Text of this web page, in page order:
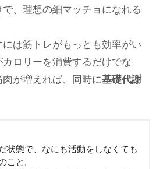
、理想の細マッチョになれる
は筋トレがもっとも効率がい
ロリーを消費するだけでな
が増えれば、同時に基礎代謝
状態で、なにも活動をしなくても
と。